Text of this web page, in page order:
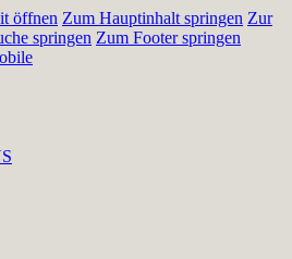
öffnen Zum Hauptinhalt springen Zur
springen Zum Footer springen